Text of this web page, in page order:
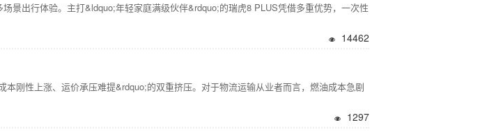
出行体验。主打&ldquo;年轻家庭满级伙伴&rdquo;的瑞虎8 PLUS凭借多重优势，一次性
14462
性上涨、运价承压难提&rdquo;的双重挤压。对于物流运输从业者而言，燃油成本急剧
1297